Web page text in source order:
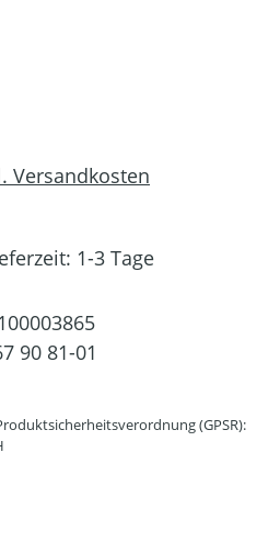
Versandkosten
1-3 Tage
90 81-01
(GPSR):